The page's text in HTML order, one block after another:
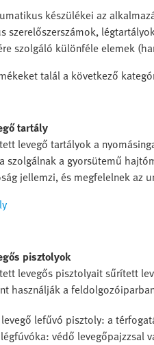
készülékei az
szerelőszerszámok,
szolgáló különféle elemek
talál a következő
tartály
levegő tartályok a
szolgálnak a gyorsütemű
jellemzi, és megfelelnek az
pisztolyok
levegős pisztolyait sűrített
használják a
levegő lefűvó pisztoly: a
légfúvóka: védő levegőpajzzsal